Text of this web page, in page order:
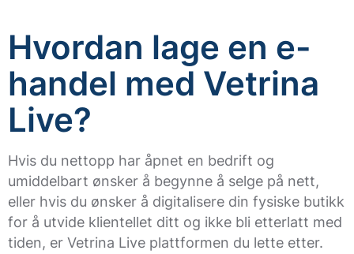
Hvordan lage en e-
handel med Vetrina
Live?
Hvis du nettopp har åpnet en bedrift og
umiddelbart ønsker å begynne å selge på nett,
eller hvis du ønsker å digitalisere din fysiske butikk
for å utvide klientellet ditt og ikke bli etterlatt med
tiden, er Vetrina Live plattformen du lette etter.